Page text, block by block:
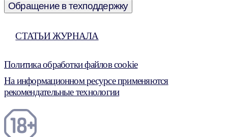
Обращение в техподдержку
СТАТЬИ ЖУРНАЛА
Политика обработки файлов cookie
На информационном ресурсе применяются
рекомендательные технологии